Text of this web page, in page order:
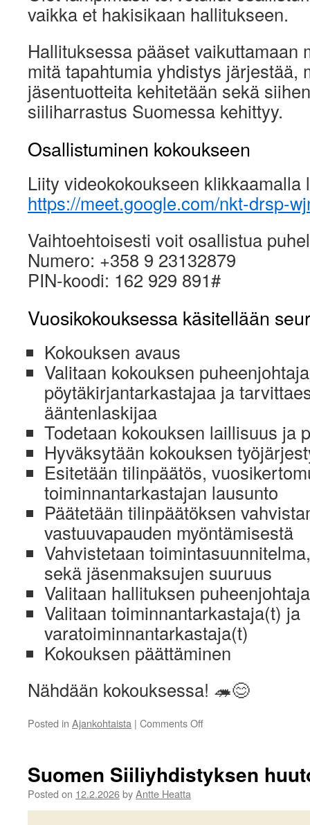
vaikka et hakisikaan hallitukseen.
Hallituksessa pääset vaikuttamaan
mitä tapahtumia yhdistys järjestää,
jäsentuotteita kehitetään sekä
siiliharrastus Suomessa kehittyy.
Osallistuminen kokoukseen
Liity videokokoukseen klikkaamalla
https://meet.google.com/nkt-drsp-
Vaihtoehtoisesti voit osallistua
Numero: +358 9 23132879
PIN-koodi: 162 929 891#
Vuosikokouksessa käsitellään
Kokouksen avaus
Valitaan kokouksen
pöytäkirjantarkastajaa ja
ääntenlaskijaa
Todetaan kokouksen laillisuus ja
Hyväksytään kokouksen
Esitetään tilinpäätös,
toiminnantarkastajan lausunto
Päätetään tilinpäätöksen
vastuuvapauden myöntämisestä
Vahvistetaan
sekä jäsenmaksujen suuruus
Valitaan hallituksen
Valitaan toiminnantarkastaja(t) ja
varatoiminnantarkastaja(t)
Kokouksen päättäminen
Nähdään kokouksessa! 🦔😊
Posted in Ajankohtaista | Comments Offon
vuosikokoukseen!
Suomen Siiliyhdistyksen
Posted on 12.2.2026byAntte Heatta